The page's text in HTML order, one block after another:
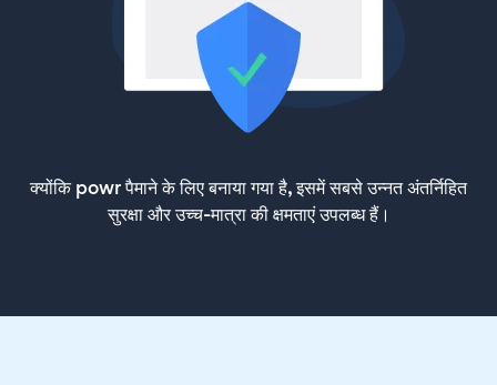
क्योंकि powr पैमाने के लिए बनाया गया है, इसमें सबसे उन्नत अंतर्निहित
सुरक्षा और उच्च-मात्रा की क्षमताएं उपलब्ध हैं।